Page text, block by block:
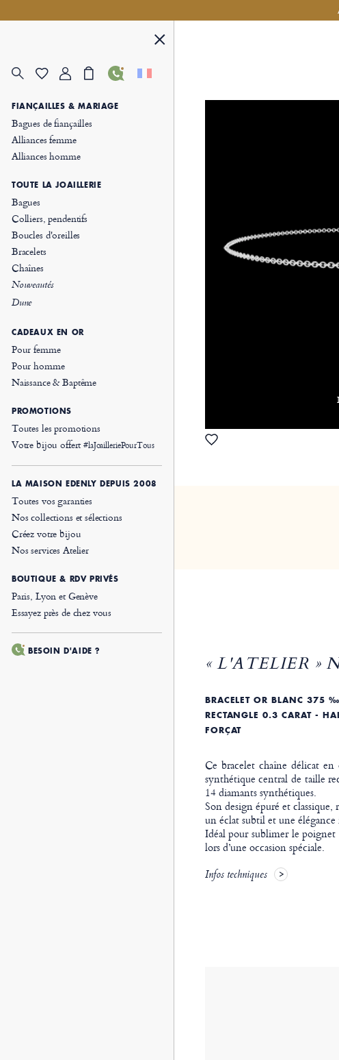
FIANÇAILLES & MARIAGE
Bagues de fiançailles
Alliances femme
Alliances homme
TOUTE LA JOAILLERIE
Bagues
Colliers, pendentifs
Boucles d'oreilles
Bracelets
Chaînes
Nouveautés
Dune
CADEAUX EN OR
Pour femme
Pour homme
Naissance & Baptême
PROMOTIONS
Toutes les promotions
Votre bijou offert#laJoailleriePourTous
LA MAISON EDENLY DEPUIS 2008
Toutes vos garanties
Nos collections et sélections
Créez votre bijou
Nos services Atelier
BOUTIQUE & RDV PRIVÉS
Paris, Lyon et Genève
Essayez près de chez vous
BESOIN D'AIDE ? « L'ATELIER »
BRACELET OR BLANC 375
RECTANGLE 0.3 CARAT -
FORÇAT
Ce bracelet chaîne délicat
synthétique central de taille
14 diamants synthétiques.
Son design épuré et classique,
un éclat subtil et une
Idéal pour sublimer le
lors d’une occasion spéciale.
Infos techniques